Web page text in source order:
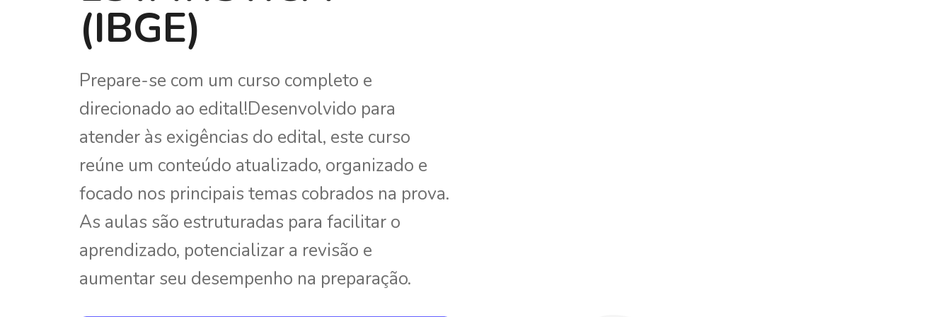
(IBGE)
Prepare-se com um curso completo e
direcionado ao edital!Desenvolvido para
atender às exigências do edital, este curso
reúne um conteúdo atualizado, organizado e
focado nos principais temas cobrados na prova.
As aulas são estruturadas para facilitar o
aprendizado, potencializar a revisão e
aumentar seu desempenho na preparação.